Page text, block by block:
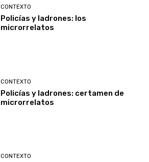
CONTEXTO
Policías y ladrones: los
microrrelatos
CONTEXTO
Policías y ladrones: certamen de
microrrelatos
CONTEXTO